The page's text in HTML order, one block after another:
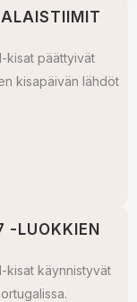
kisat päättyivät
kisapäivän lähdöt
-LUOKKIEN
kisat käynnistyvät